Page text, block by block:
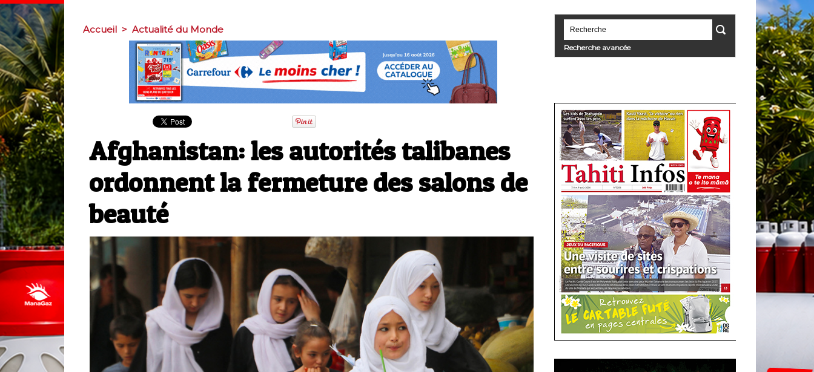
Accueil > Actualité du Monde
Afghanistan: les autorités talibanes
ordonnent la fermeture des salons de
beauté
Recherche avancée